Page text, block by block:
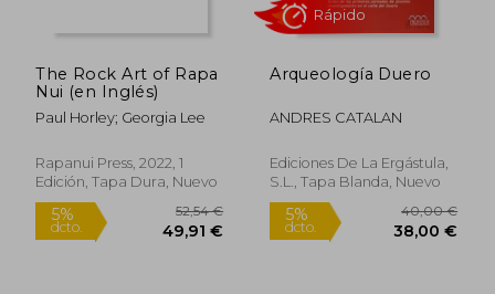
The Rock Art of Rapa
Nui (en Inglés)
Paul Horley; Georgia Lee
Rapanui Press, 2022, 1
Edición, Tapa Dura, Nuevo
Arqueología Duero
ANDRES CATALAN
Ediciones De La Ergástula,
S.L., Tapa Blanda, Nuevo